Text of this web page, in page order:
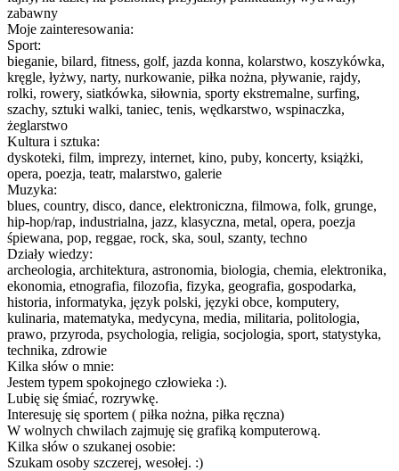
zabawny
Moje zainteresowania:
Sport:
bieganie, bilard, fitness, golf, jazda konna, kolarstwo, koszykówka,
kręgle, łyżwy, narty, nurkowanie, piłka nożna, pływanie, rajdy,
rolki, rowery, siatkówka, siłownia, sporty ekstremalne, surfing,
szachy, sztuki walki, taniec, tenis, wędkarstwo, wspinaczka,
żeglarstwo
Kultura i sztuka:
dyskoteki, film, imprezy, internet, kino, puby, koncerty, książki,
opera, poezja, teatr, malarstwo, galerie
Muzyka:
blues, country, disco, dance, elektroniczna, filmowa, folk, grunge,
hip-hop/rap, industrialna, jazz, klasyczna, metal, opera, poezja
śpiewana, pop, reggae, rock, ska, soul, szanty, techno
Działy wiedzy:
archeologia, architektura, astronomia, biologia, chemia, elektronika,
ekonomia, etnografia, filozofia, fizyka, geografia, gospodarka,
historia, informatyka, język polski, języki obce, komputery,
kulinaria, matematyka, medycyna, media, militaria, politologia,
prawo, przyroda, psychologia, religia, socjologia, sport, statystyka,
technika, zdrowie
Kilka słów o mnie:
Jestem typem spokojnego człowieka :).
Lubię się śmiać, rozrywkę.
Interesuję się sportem ( piłka nożna, piłka ręczna)
W wolnych chwilach zajmuję się grafiką komputerową.
Kilka słów o szukanej osobie:
Szukam osoby szczerej, wesołej. :)